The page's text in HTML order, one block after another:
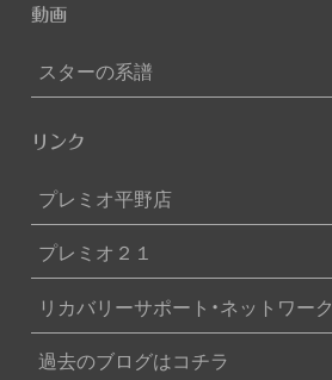
動画
スターの系譜
リンク
プレミオ平野店
プレミオ２１
リカバリーサポート・ネットワーク
過去のブログはコチラ